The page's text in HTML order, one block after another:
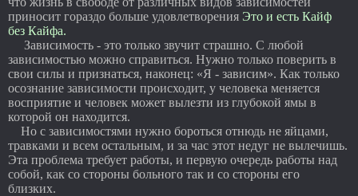
приносит гораздо больше удовлетворения Это и есть Кайф
без Кайфа.
Зависимость - это только звучит страшно. С любой
зависимостью можно справиться. Нужно только поверить в
свои силы и признаться, наконец: «Я - зависим». Как только
осознание зависимости происходит, у человека меняется
восприятие и человек может вылезти из глубокой ямы в
которой он находится.
Но с зависимостями нужно бороться отнюдь не яйцами,
травками и всем остальным, и за час этот недуг не вылечишь.
Эта проблема требует работы, и первую очередь работы над
собой, как со стороны больного так и со стороны его
близких.